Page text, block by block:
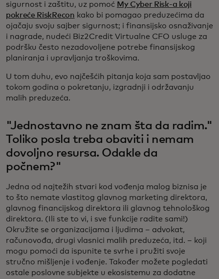
sigurnost i zaštitu, uz pomoć My Cyber Risk-a koji
pokreće RiskRecon kako bi pomagao preduzećima da
ojačaju svoju sajber sigurnost; i finansijsko osnaživanje
i nagrade, nudeći Biz2Credit Virtualne CFO usluge za
podršku često nezadovoljene potrebe finansijskog
planiranja i upravljanja troškovima.
U tom duhu, evo najčešćih pitanja koja sam postavljao
tokom godina o pokretanju, izgradnji i održavanju
malih preduzeća.
"Jednostavno ne znam šta da radim."
Toliko posla treba obaviti i nemam
dovoljno resursa. Odakle da
počnem?"
Jedna od najtežih stvari kod vođenja malog biznisa je
to što nemate vlastitog glavnog marketing direktora,
glavnog financijskog direktora ili glavnog tehnološkog
direktora. (Ili ste to vi, i sve funkcije radite sami!)
Okružite se organizacijama i ljudima – advokat,
računovođa, drugi vlasnici malih preduzeća, itd. – koji
mogu pomoći da ispunite te svrhe i pružiti svoje
stručno mišljenje i vođenje. Također možete pogledati
ostale poslovne subjekte u ekosistemu za dodatne